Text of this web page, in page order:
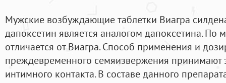
Мужские возбуждающие таблетки Виагра
дапоксетин является аналогом дапоксетина. По
отличается от Виагра. Способ применения и
преждевременного семяизвержения принимают
интимного контакта. В составе данного